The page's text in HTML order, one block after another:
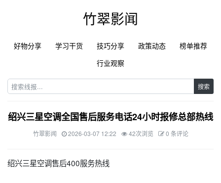
竹翠影闻
好物分享 学习干货 技巧分享 政策动态
榜单推荐
行业观察
搜索
绍兴三星空调全国售后服务电话24小时报修总部热线
竹翠影闻 2026-03-07 12:22 42次浏览 0 条评论
绍兴三星空调售后400服务热线